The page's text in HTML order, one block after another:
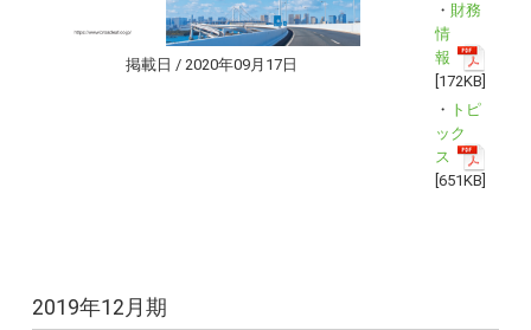
掲載日 / 2020年09月17日
・ 財務
情
報
[172KB]
・ トピ
ック
ス
[651KB]
2019年12月期